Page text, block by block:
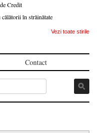
Credit
în străinătate
Vezi toate stirile
Contact